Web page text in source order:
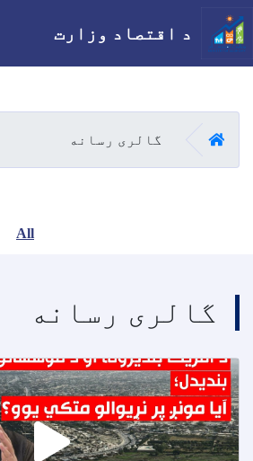
د اقتصاد وزارت
کور گالری رسانه
All
گالری رسانه